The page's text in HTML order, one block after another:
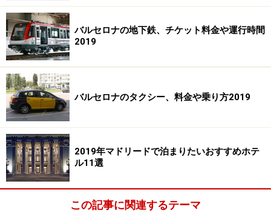
時差ぼけ対策のコツ！
旅行の間中時差ボケでは、体調を崩してしまう恐れもあ
ります。予防、対策をしておきましょう。まず1番の対
策は、旅行前は睡眠時間を十分にとって体力を蓄えてお
くこと。寝だめはできる説とできない説が言われていま
すが、十分は睡眠時間は体調管理に欠かせません。もう
1つは、飛行機の中では現地時間に合わせて眠ること。
できるだけ早く体を現地の時間に合わせるよう努めまし
ょう。直行便で旅行する人がよく行うと聞くのは、軽い
睡眠薬（医師にご相談を）を飲んでフライト中ぐっすり
眠ること。到着時間が夜だとその夜眠れなくなる可能性
があるので、到着時間を見据えて飲むタイミングを考え
バルセロナの地下鉄、チケット料金や運行時間
2019
バルセロナのタクシー、料金や乗り方2019
2019年マドリードで泊まりたいおすすめホテ
ル11選
この記事に関連するテーマ